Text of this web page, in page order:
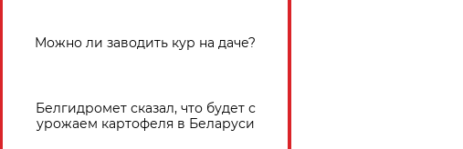
Можно ли заводить кур на даче?
Белгидромет сказал, что будет с
урожаем картофеля в Беларуси